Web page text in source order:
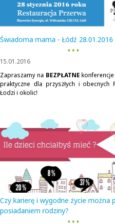
Świadoma mama - Łódź 28.01.2016
▪ ▪ ▪
15.01.2016
Zapraszamy na BEZPŁATNE
praktyczne dla przyszłych i obecnych
Łodzi i okolic!
Czy karierę i wygodne życie można
posiadaniem rodziny?
▪ ▪ ▪